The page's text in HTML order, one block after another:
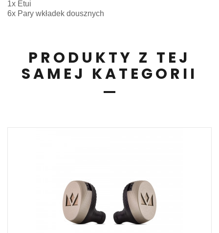
1x Etui
6x Pary wkładek dousznych
PRODUKTY Z TEJ
SAMEJ KATEGORII